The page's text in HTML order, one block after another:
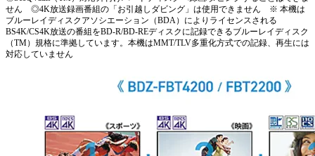
せん ◎4K放送録画番組の「お引越しダビング」は使用できません ※ 本機は
ブルーレイディスクアソシエーション（BDA）によりライセンスされる
BS4K/CS4K放送の番組をBD-R/BD-REディスクに記録できるブルーレイディスク
（TM）規格に準拠しています。本機はMMT/TLV多重化方式での記録、再生には
対応していません